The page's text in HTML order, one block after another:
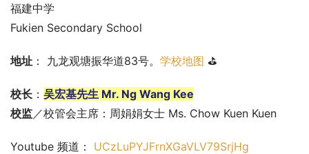
福建中学
Fukien Secondary School
地址 ： 九龙观塘振华道83号。 学校地图 ⛳
校长 ： 吴宏基先生 Mr. Ng Wang Kee
校监 ／校管会主席：周娟娟女士 Ms. Chow Kuen Kuen
Youtube 频道： UCzLuPYJFrnXGaVLV79SrjHg